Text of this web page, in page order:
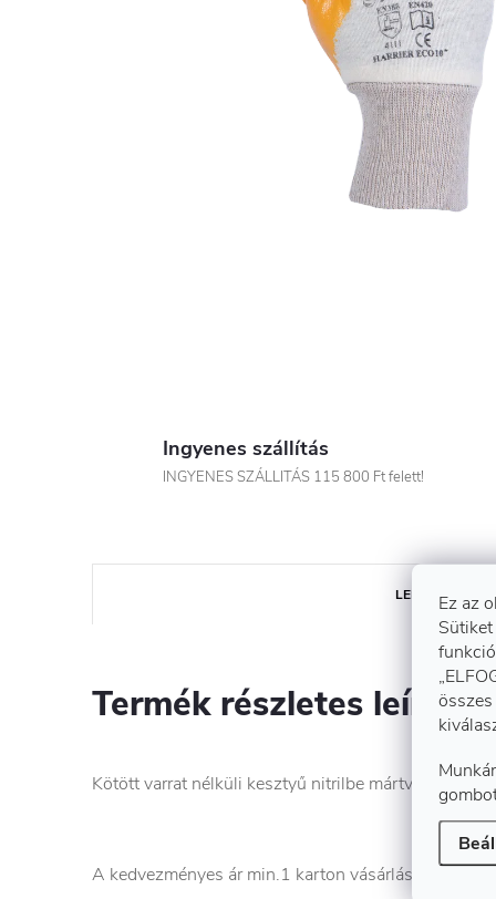
Ez az
Ingyenes szállítás
INGYENES SZÁLLITÁS 115 800 Ft felett!
LEÍRÁS
Termék részletes leírása
Kötött varrat nélküli kesztyű nitrilbe mártva,
A kedvezményes ár min.1 karton vásárlására